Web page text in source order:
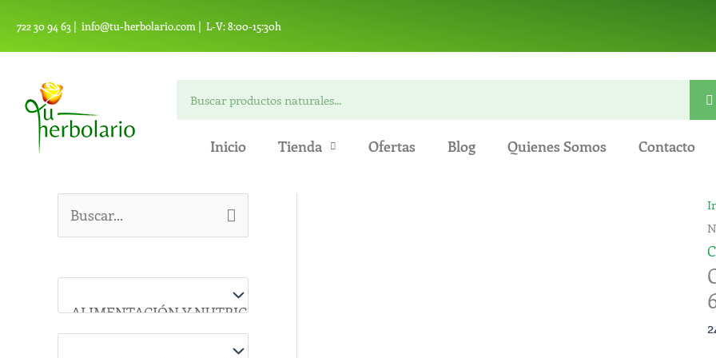
contenido
722 30 94 63 | info@tu-herbolario.com | L-V: 8:00-15:30h
Inicio Tienda Ofertas Blog Quienes Somos Contacto
s
a
-